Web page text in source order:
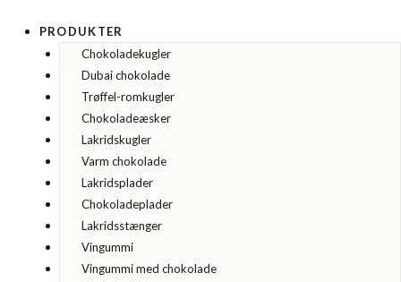
indholdet
PRODUKTER
Chokoladekugler
Dubai chokolade
Trøffel-romkugler
Chokoladeæsker
Lakridskugler
Varm chokolade
Lakridsplader
Chokoladeplader
Lakridsstænger
Vingummi
Vingummi med chokolade
fyldte
chokolader
Cocoture
æske
440g